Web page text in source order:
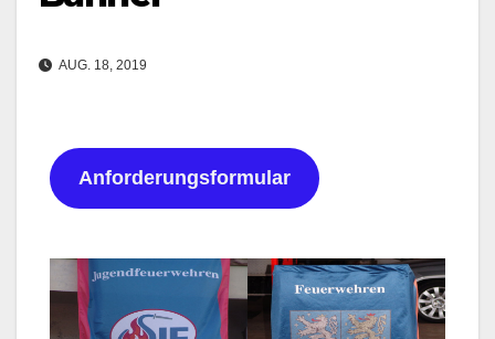
AUG. 18, 2019
Anforderungsformular